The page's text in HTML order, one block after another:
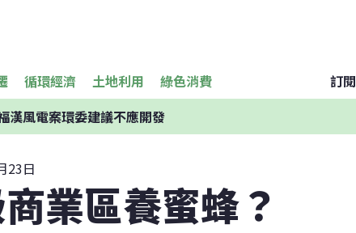
循環經濟 土地利用 綠色消費 訂
漢風電案環委建議不應開發
23日
業區養蜜蜂？